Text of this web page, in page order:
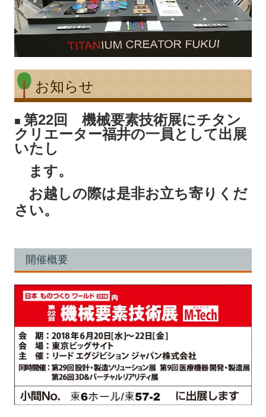
お知らせ
■第22回 機械要素技術展にチタン
クリエーター福井の一員として出展
いたし
ます。
お越しの際は是非お立ち寄りくだ
さい。
開催概要